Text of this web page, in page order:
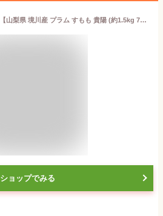
《 高級すもも 貴陽》【山梨県 境川産 プラム すもも 貴陽 (約1.5kg 7個～9個) 】送料無料 高級フルーツ キヨウ 李 スモモ 果物 贈り物 ご贈答 お取り寄せグルメ きよう お中元 御中元 詰め合わせギフト 朝取り 追熟果物です。
ショップでみる